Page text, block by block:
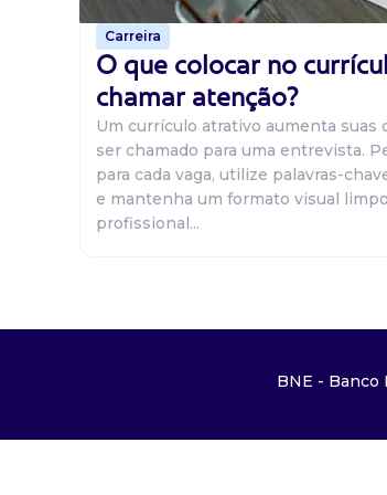
Carreira
O que colocar no
chamar atenção?
Um currículo atrativo aumenta suas
ser chamado para uma entrevista.
para cada vaga, utilize palavras-
e mantenha um formato visual
profissional...
BNE - Banco